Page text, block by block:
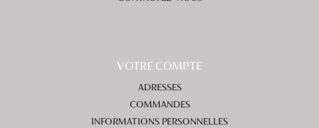
VOTRE COMPTE
ADRESSES
COMMANDES
INFORMATIONS PERSONNELLES